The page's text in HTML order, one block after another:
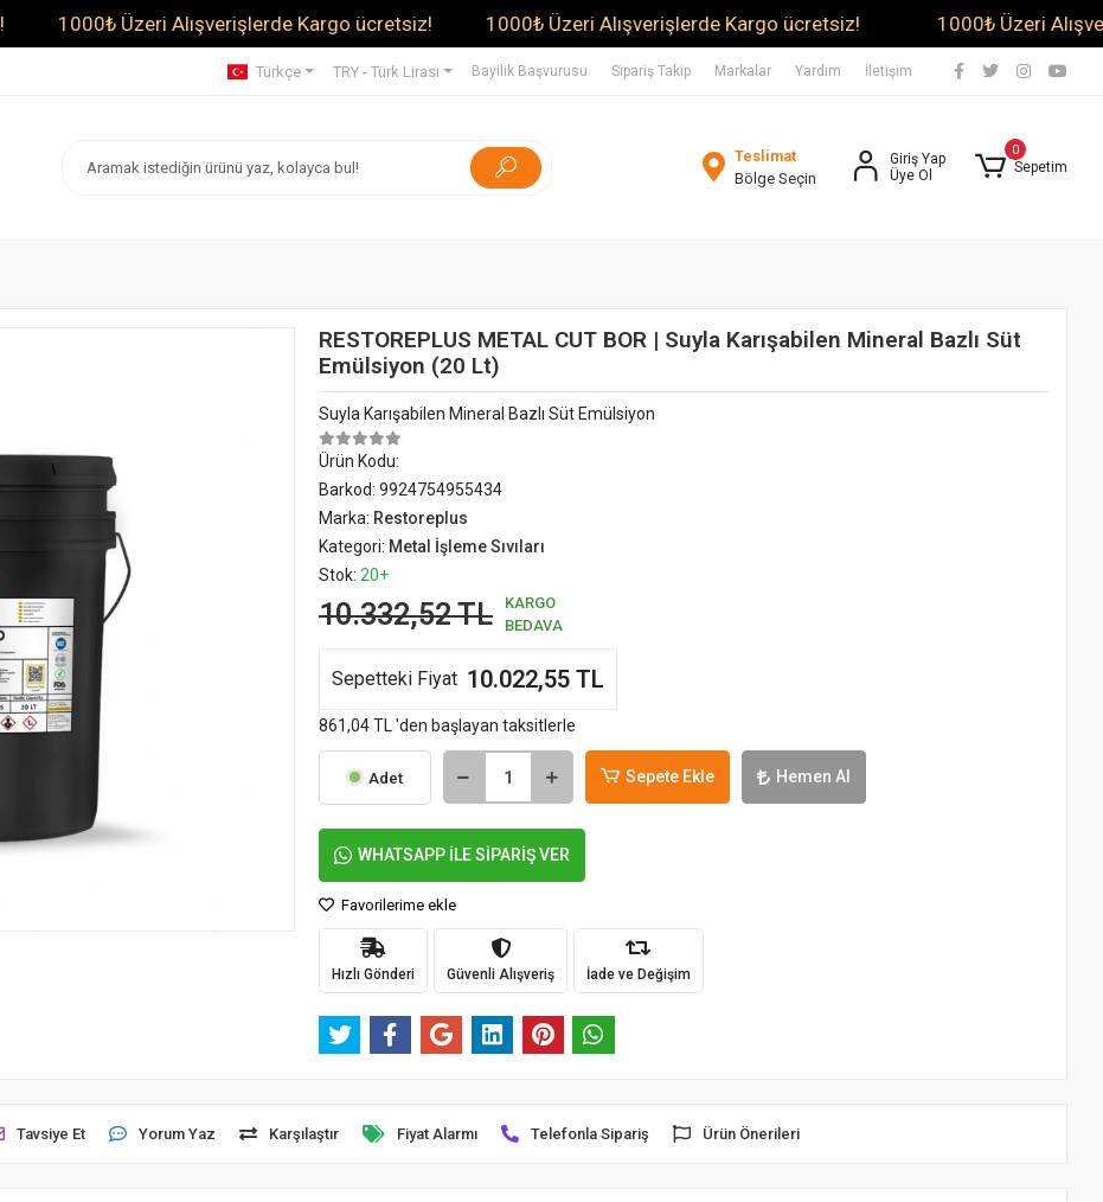
1000₺ Üzeri Alışverişlerde Kargo ücretsiz! 1000₺ Üzeri Alışverişlerde Kargo ücretsiz! 1000₺ Üzeri
Türkçe TRY - Türk Lirası Bayilik Başvurusu Sipariş Takip Markalar Yardım İletişim
Teslimat
Bölge Seçin
Giriş Yap
Üye Ol
0
Sepetim
RESTOREPLUS METAL CUT BOR | Suyla Karışabilen Mineral Bazlı Süt
Emülsiyon (20 Lt)
Suyla Karışabilen Mineral Bazlı Süt Emülsiyon
Ürün Kodu:
Barkod: 9924754955434
Marka: Restoreplus
Kategori: Metal İşleme Sıvıları
Stok: 20+
10.332,52 TL
KARGO
BEDAVA
Sepetteki Fiyat 10.022,55 TL
861,04 TL 'den başlayan taksitlerle
Adet Sepete Ekle Hemen Al
WHATSAPP İLE SİPARİŞ VER
Favorilerime ekle
Hızlı Gönderi Güvenli Alışveriş İade ve Değişim
Tavsiye Et Yorum Yaz Karşılaştır Fiyat Alarmı Telefonla Sipariş Ürün Önerileri